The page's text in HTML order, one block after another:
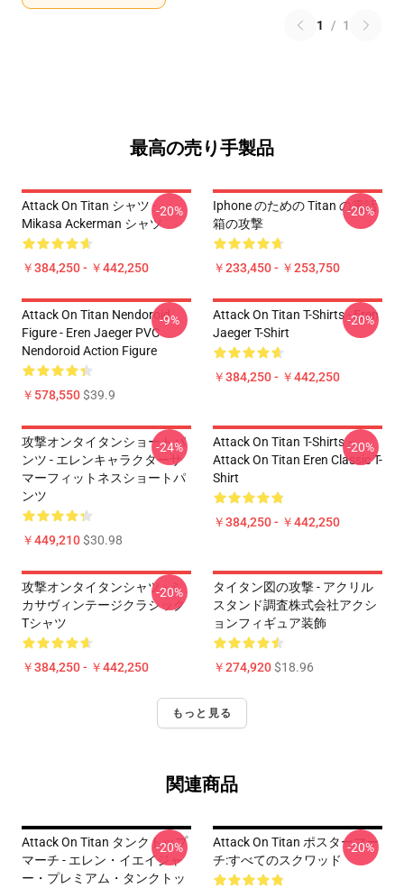
1 / 1
最高の売り手製品
Attack On Titan シャツ -
Mikasa Ackerman シャツ
￥384,250 - ￥442,250
-20%
Iphone のための Titan の電話
箱の攻撃
￥233,450 - ￥253,750
-20%
Attack On Titan Nendoroid
Figure - Eren Jaeger PVC
Nendoroid Action Figure
￥578,550$39.9
-9%
Attack On Titan T-Shirts - Eren
Jaeger T-Shirt
￥384,250 - ￥442,250
-20%
攻撃オンタイタンショートパ
ンツ - エレンキャラクターサ
マーフィットネスショートパ
ンツ
￥449,210$30.98
-24%
Attack On Titan T-Shirts –
Attack On Titan Eren Classic T-
Shirt
￥384,250 - ￥442,250
-20%
攻撃オンタイタンシャツ - ミ
カサヴィンテージクラシック
Tシャツ
￥384,250 - ￥442,250
-20%
タイタン図の攻撃 - アクリル
スタンド調査株式会社アクシ
ョンフィギュア装飾
￥274,920$18.96
もっと見る
関連商品
Attack On Titan タンクトップ
マーチ - エレン・イエイジャ
ー・プレミアム・タンクトッ
-20%
Attack On Titan ポスターマー
チ:すべてのスクワッド
-20%